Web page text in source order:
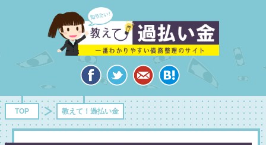
TOP 教えて！過払い金